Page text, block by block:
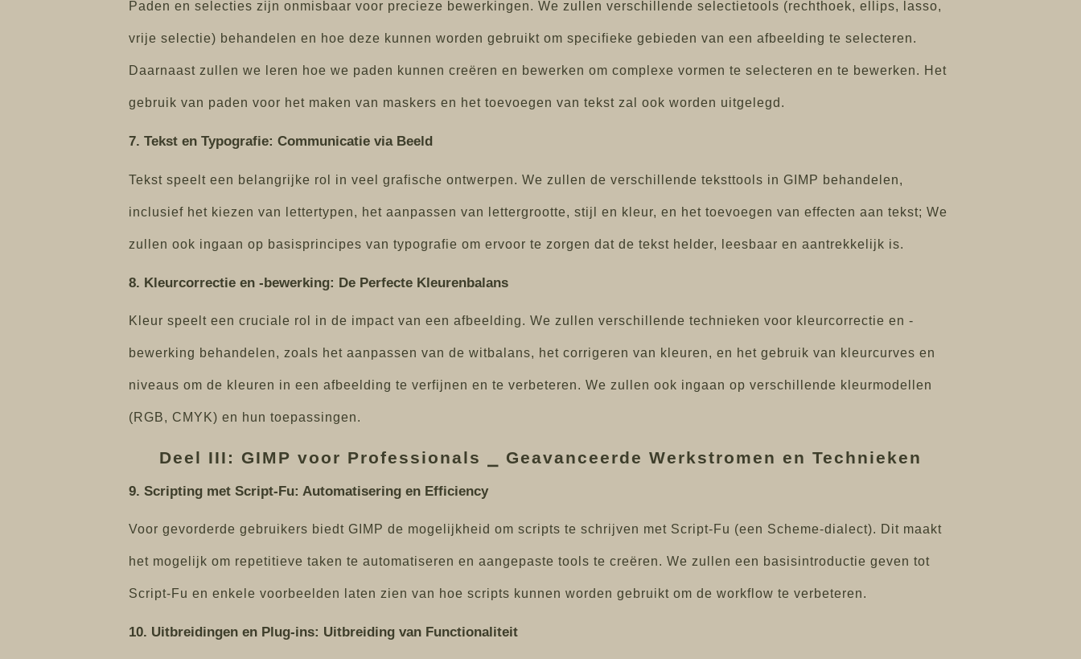
Paden en selecties zijn onmisbaar voor precieze bewerkingen. We zullen verschillende selectietools (rechthoek, ellips, lasso,
vrije selectie) behandelen en hoe deze kunnen worden gebruikt om specifieke gebieden van een afbeelding te selecteren.
Daarnaast zullen we leren hoe we paden kunnen creëren en bewerken om complexe vormen te selecteren en te bewerken. Het
gebruik van paden voor het maken van maskers en het toevoegen van tekst zal ook worden uitgelegd.
7. Tekst en Typografie: Communicatie via Beeld
Tekst speelt een belangrijke rol in veel grafische ontwerpen. We zullen de verschillende teksttools in GIMP behandelen,
inclusief het kiezen van lettertypen, het aanpassen van lettergrootte, stijl en kleur, en het toevoegen van effecten aan tekst; We
zullen ook ingaan op basisprincipes van typografie om ervoor te zorgen dat de tekst helder, leesbaar en aantrekkelijk is.
8. Kleurcorrectie en -bewerking: De Perfecte Kleurenbalans
Kleur speelt een cruciale rol in de impact van een afbeelding. We zullen verschillende technieken voor kleurcorrectie en -
bewerking behandelen, zoals het aanpassen van de witbalans, het corrigeren van kleuren, en het gebruik van kleurcurves en
niveaus om de kleuren in een afbeelding te verfijnen en te verbeteren. We zullen ook ingaan op verschillende kleurmodellen
(RGB, CMYK) en hun toepassingen.
Deel III: GIMP voor Professionals ⎯ Geavanceerde Werkstromen en Technieken
9. Scripting met Script-Fu: Automatisering en Efficiency
Voor gevorderde gebruikers biedt GIMP de mogelijkheid om scripts te schrijven met Script-Fu (een Scheme-dialect). Dit maakt
het mogelijk om repetitieve taken te automatiseren en aangepaste tools te creëren. We zullen een basisintroductie geven tot
Script-Fu en enkele voorbeelden laten zien van hoe scripts kunnen worden gebruikt om de workflow te verbeteren.
10. Uitbreidingen en Plug-ins: Uitbreiding van Functionaliteit